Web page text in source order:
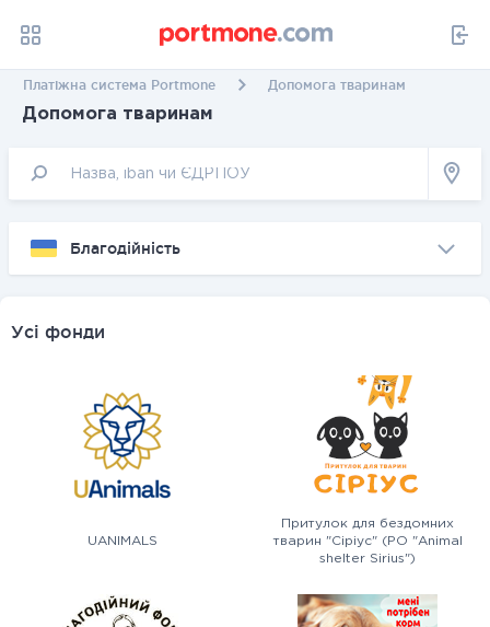
Платіжна система Portmone Допомога тваринам
Допомога тваринам
Благодійність
Усі фонди
UANIMALS
Притулок для бездомних
тварин "Сіріус" (PO "Animal
shelter Sirius")